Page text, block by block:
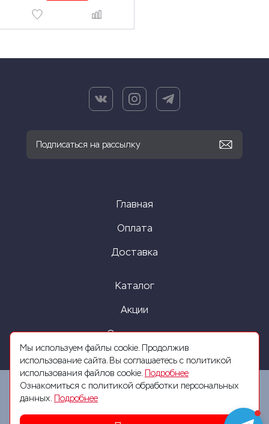
Главная
Оплата
Доставка
Каталог
Акции
О компании
2026 © Все права защищены. Разработка сайта
Мы используем файлы cookie. Продолжив
использование сайта, Вы соглашаетесь с политикой
использования файлов cookie. Подробнее
Ознакомиться с политикой обработки персональных
данных. Подробнее